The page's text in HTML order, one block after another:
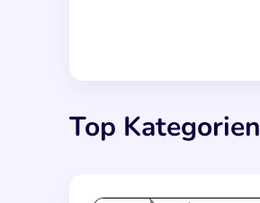
Top Kategorien